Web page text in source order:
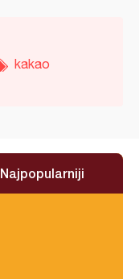
kakao
Najpopularniji